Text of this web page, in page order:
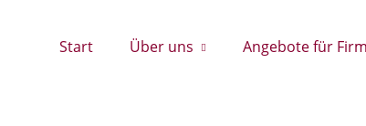
Start Über uns Angebote für